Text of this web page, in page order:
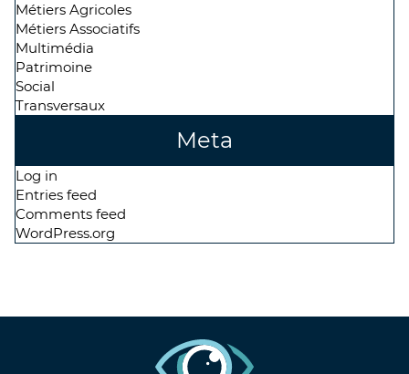
Métiers Agricoles
Métiers Associatifs
Multimédia
Patrimoine
Social
Transversaux
Meta
Log in
Entries feed
Comments feed
WordPress.org